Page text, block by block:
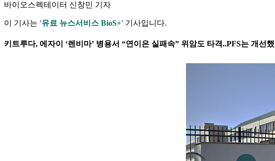
바이오스펙테이터 신창민 기자
이 기사는 '유료 뉴스서비스 BioS+' 기사입니다.
키트루다, 에자이 ‘렌비마’ 병용서 “연이은 실패속” 위암도 타격..PFS는 개선